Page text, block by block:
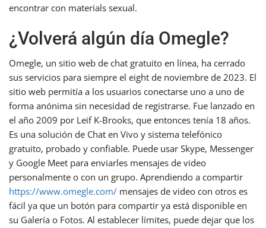
encontrar con materials sexual.
¿Volverá algún día Omegle?
Omegle, un sitio web de chat gratuito en línea, ha cerrado
sus servicios para siempre el eight de noviembre de 2023. El
sitio web permitía a los usuarios conectarse uno a uno de
forma anónima sin necesidad de registrarse. Fue lanzado en
el año 2009 por Leif K-Brooks, que entonces tenía 18 años.
Es una solución de Chat en Vivo y sistema telefónico
gratuito, probado y confiable. Puede usar Skype, Messenger
y Google Meet para enviarles mensajes de video
personalmente o con un grupo. Aprendiendo a compartir
https://www.omegle.com/ mensajes de video con otros es
fácil ya que un botón para compartir ya está disponible en
su Galería o Fotos. Al establecer límites, puede dejar que los